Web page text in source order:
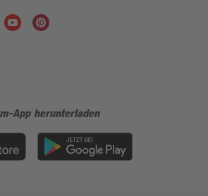
App herunterladen